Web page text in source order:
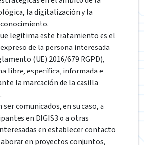
la digitalización y la
legitima este tratamiento es el
de la persona interesada
(UE) 2016/679 RGPD),
libre, específica, informada e
la marcación de la casilla
comunicados, en su caso, a
en DIGIS3 o a otras
en establecer contacto
en proyectos conjuntos,